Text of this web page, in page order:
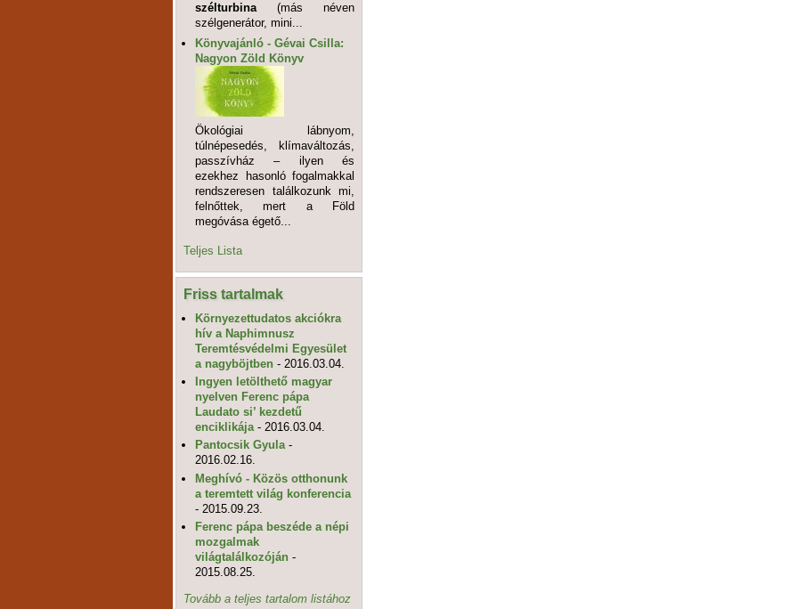
szélturbina (más néven
szélgenerátor, mini...
Könyvajánló - Gévai Csilla:
Nagyon Zöld Könyv
Ökológiai lábnyom,
túlnépesedés, klímaváltozás,
passzívház – ilyen és
ezekhez hasonló fogalmakkal
rendszeresen találkozunk mi,
felnőttek, mert a Föld
megóvása égető...
Teljes Lista
Friss tartalmak
Környezettudatos akciókra
hív a Naphimnusz
Teremtésvédelmi Egyesület
a nagyböjtben - 2016.03.04.
Ingyen letölthető magyar
nyelven Ferenc pápa
Laudato si’ kezdetű
enciklikája - 2016.03.04.
Pantocsik Gyula -
2016.02.16.
Meghívó - Közös otthonunk
a teremtett világ konferencia
- 2015.09.23.
Ferenc pápa beszéde a népi
mozgalmak
világtalálkozóján -
2015.08.25.
Tovább a teljes tartalom listához